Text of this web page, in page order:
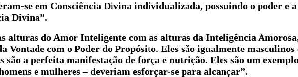
se em Consciência Divina individualizada, possuindo o poder e a
Divina”.
alturas do Amor Inteligente com as alturas da Inteligência
Vontade com o Poder do Propósito. Eles são igualmente masculinos
são a perfeita manifestação de força e nutrição. Eles são um
e mulheres – deveriam esforçar-se para alcançar”.